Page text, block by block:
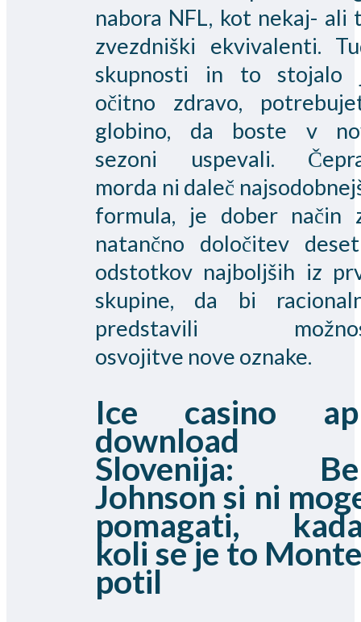
nabora NFL, kot nekaj- ali
zvezdniški ekvivalenti.
skupnosti in to stojalo
očitno zdravo,
globino, da boste v
sezoni uspevali.
morda ni daleč
formula, je dober način
natančno določitev
odstotkov najboljših iz
skupine, da bi
predstavili
osvojitve nove oznake.
Ice casino
download
Slovenija:
Johnson si ni
pomagati,
koli se je to
potil